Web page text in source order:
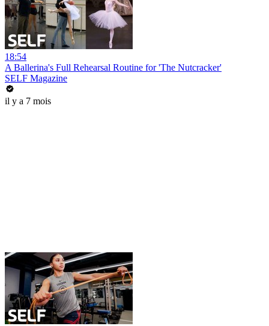
18:54
A Ballerina's Full Rehearsal Routine for 'The Nutcracker'
SELF Magazine
il y a 7 mois